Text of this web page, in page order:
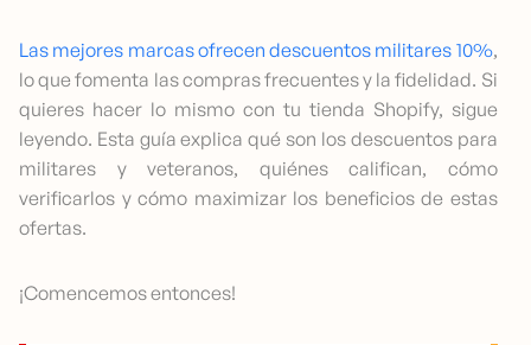
Las mejores marcas ofrecen descuentos militares 10%,
lo que fomenta las compras frecuentes y la fidelidad. Si
quieres hacer lo mismo con tu tienda Shopify, sigue
leyendo. Esta guía explica qué son los descuentos para
militares y veteranos, quiénes califican, cómo
verificarlos y cómo maximizar los beneficios de estas
ofertas.
¡Comencemos entonces!